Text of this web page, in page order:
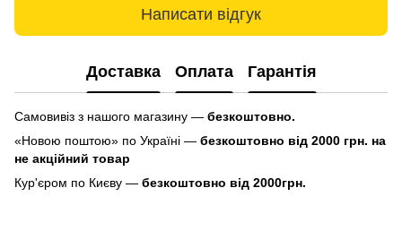
Написати відгук
Доставка Оплата Гарантія
Самовивіз з нашого магазину — безкоштовно.
«Новою поштою» по Україні — безкоштовно від 2000 грн. на
не акційний товар
Кур'єром по Києву — безкоштовно від 2000грн.